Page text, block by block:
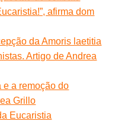
afirma dom
da Amoris laetitia
Artigo de Andrea
e a remoção do
Grillo
Eucaristia